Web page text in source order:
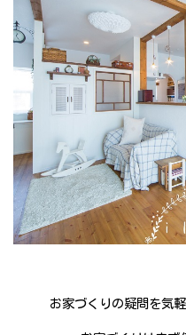
お家づくりの疑問を気